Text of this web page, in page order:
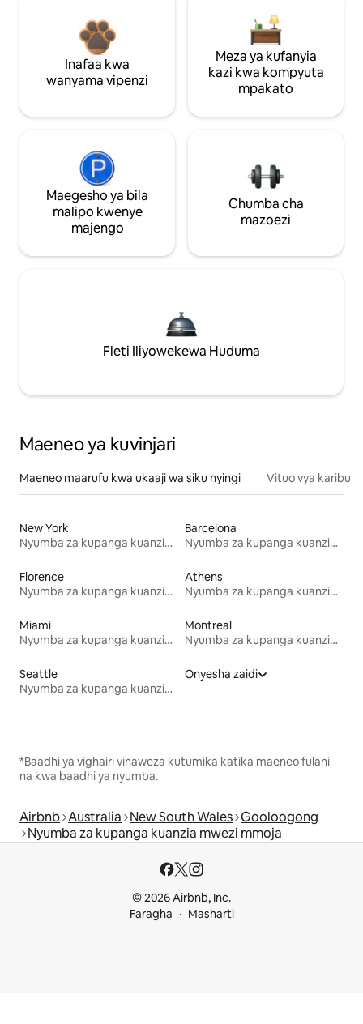
Inafaa kwa
wanyama vipenzi
Meza ya kufanyia
kazi kwa kompyuta
mpakato
Maegesho ya bila
malipo kwenye
majengo
Chumba cha
mazoezi
Fleti Iliyowekewa Huduma
Maeneo ya kuvinjari
Maeneo maarufu kwa ukaaji wa siku nyingi Vituo vya karibu
New York
Nyumba za kupanga kuanzia mwezi mmoja
Barcelona
Nyumba za kupanga kuanzia mwezi mmoja
Florence
Nyumba za kupanga kuanzia mwezi mmoja
Athens
Nyumba za kupanga kuanzia mwezi mmoja
Miami
Nyumba za kupanga kuanzia mwezi mmoja
Montreal
Nyumba za kupanga kuanzia mwezi mmoja
Seattle
Nyumba za kupanga kuanzia mwezi mmoja
Onyesha zaidi
*Baadhi ya vighairi vinaweza kutumika katika maeneo fulani
na kwa baadhi ya nyumba.
Airbnb Australia New South Wales Gooloogong
Nyumba za kupanga kuanzia mwezi mmoja
© 2026 Airbnb, Inc.
Faragha
Masharti